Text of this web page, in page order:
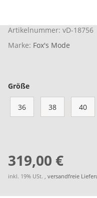
Artikelnummer: vD-18756
Marke: Fox's Mode
Größe
36 38 40
319,00 €
inkl. 19% USt. , versandfreie